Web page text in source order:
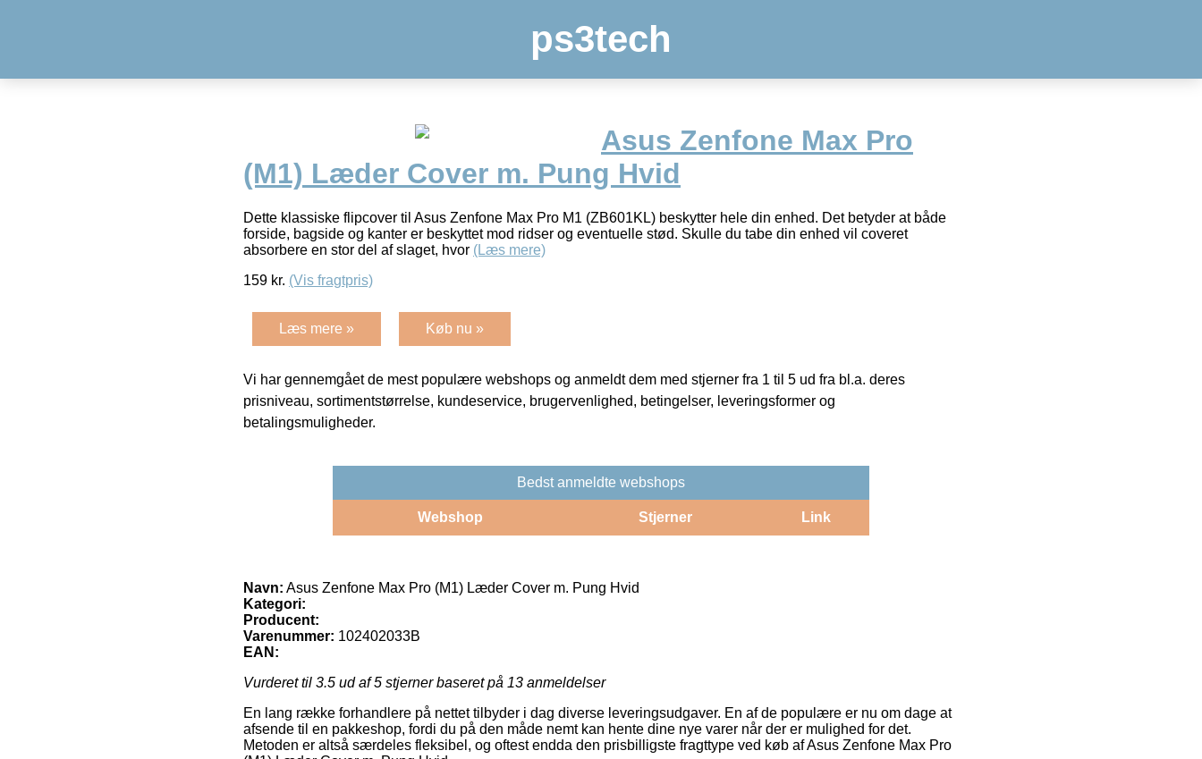
ps3tech
Asus Zenfone Max Pro
(M1) Læder Cover m. Pung Hvid
Dette klassiske flipcover til Asus Zenfone Max Pro M1 (ZB601KL) beskytter hele din enhed. Det betyder at både
forside, bagside og kanter er beskyttet mod ridser og eventuelle stød. Skulle du tabe din enhed vil coveret
absorbere en stor del af slaget, hvor (Læs mere)
159 kr. (Vis fragtpris)
Læs mere » Køb nu »
Vi har gennemgået de mest populære webshops og anmeldt dem med stjerner fra 1 til 5 ud fra bl.a. deres
prisniveau, sortimentstørrelse, kundeservice, brugervenlighed, betingelser, leveringsformer og
betalingsmuligheder.
Bedst anmeldte webshops
Webshop Stjerner Link
Navn: Asus Zenfone Max Pro (M1) Læder Cover m. Pung Hvid
Kategori:
Producent:
Varenummer: 102402033B
EAN:
Vurderet til 3.5 ud af 5 stjerner baseret på 13 anmeldelser
En lang række forhandlere på nettet tilbyder i dag diverse leveringsudgaver. En af de populære er nu om dage at
afsende til en pakkeshop, fordi du på den måde nemt kan hente dine nye varer når der er mulighed for det.
Metoden er altså særdeles fleksibel, og oftest endda den prisbilligste fragttype ved køb af Asus Zenfone Max Pro